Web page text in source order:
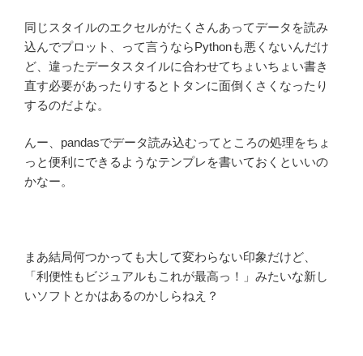
同じスタイルのエクセルがたくさんあってデータを読み
込んでプロット、って言うならPythonも悪くないんだけ
ど、違ったデータスタイルに合わせてちょいちょい書き
直す必要があったりするとトタンに面倒くさくなったり
するのだよな。
んー、pandasでデータ読み込むってところの処理をちょ
っと便利にできるようなテンプレを書いておくといいの
かなー。
まあ結局何つかっても大して変わらない印象だけど、
「利便性もビジュアルもこれが最高っ！」みたいな新し
いソフトとかはあるのかしらねえ？